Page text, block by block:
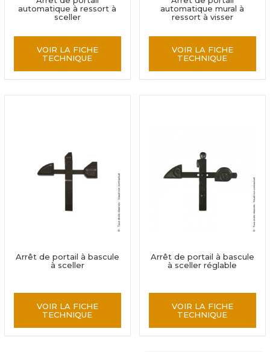
automatique à ressort à
sceller
VOIR LA FICHE
TECHNIQUE
automatique mural à
ressort à visser
VOIR LA FICHE
TECHNIQUE
Arrêt de portail à bascule
à sceller
VOIR LA FICHE
TECHNIQUE
Arrêt de portail à bascule
à sceller réglable
VOIR LA FICHE
TECHNIQUE